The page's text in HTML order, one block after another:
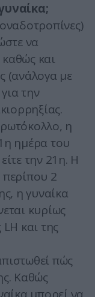
να
και
(ανάλογα με
την
η
1η ημέρα του
την 21η. Η
2
η γυναίκα
κυρίως
και της
πώς
Καθώς